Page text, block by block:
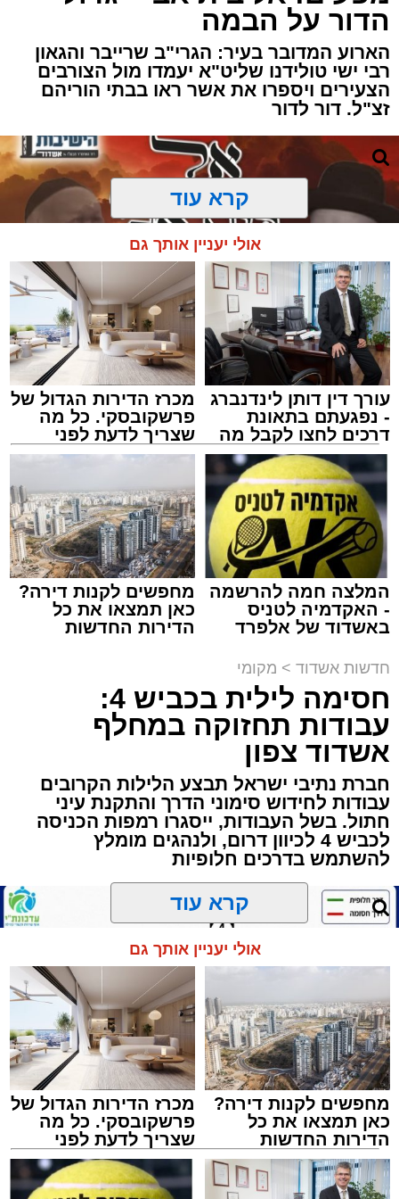
הדור על הבמה
הארוע המדובר בעיר: הגרי"ב שרייבר והגאון
רבי ישי טולידנו שליט"א יעמדו מול הצורבים
הצעירים ויספרו את אשר ראו בבתי הוריהם
זצ"ל. דור לדור
מעגלים
מנהל האתר / 20:31 06.08.26
תגים:הגרי"ב שרייבר מעגלים
ארוע שטרם היה כמותו: בשבוע הבא ביום ג'
יתכנסו המוני בחורי הישיבות שטרם החלו את זמן
'אלול', והם יזכו לשמוע את גדולי הדור, מרן הגרי"ב
שרייבר שליט"א והגאון רבי ישאי טולידנו שליט"א,
שבשעה נדירה של קורת רוח ישתפו את שומעיהם
באשר ראו וקיבלו בבתי הוריהם, הגאון רבי פנחס
שרייבר זצ"ל והגאון רבי ניסים טולידנו זצ"ל, כאשר
מטרתם של הדברים שישמעו היא לעורר הלבבות
ולהחדיר אהבת אמת לתורה.
הארוע, במסגרת ארועי 'מעגלים', יתקיים בבית
הכנסת 'חניכי הישיבות' רובע ג', ביום שלישי הקרוב
לאחר הארוע יתקיים רב שיח וכן פלפול תלמודי
בריתחא דאורייתא בעומקא דשמעתתא.
קרא עוד
אולי יעניין אותך גם
עורך דין דותן לינדנברג
- נפגעתם בתאונת
דרכים לחצו לקבל מה
שמגיע לכם
מכרז הדירות הגדול של
פרשקובסקי. כל מה
שצריך לדעת לפני
שמגישים הצעה לדירה
המלצה חמה להרשמה
- האקדמיה לטניס
באשדוד של אלפרד
מחפשים לקנות דירה?
כאן תמצאו את כל
הדירות החדשות
חדשות אשדוד > מקומי
חסימה לילית בכביש 4:
עבודות תחזוקה במחלף
אשדוד צפון
חברת נתיבי ישראל תבצע הלילות הקרובים
עבודות לחידוש סימוני הדרך והתקנת עיני
חתול. בשל העבודות, ייסגרו רמפות הכניסה
לכביש 4 לכיוון דרום, ולנהגים מומלץ
להשתמש בדרכים חלופיות
קרא עוד
אולי יעניין אותך גם
מחפשים לקנות דירה?
כאן תמצאו את כל
הדירות החדשות
למכירה באשדוד >>>
מכרז הדירות הגדול של
פרשקובסקי. כל מה
שצריך לדעת לפני
שמגישים הצעה לדירה
באשדוד